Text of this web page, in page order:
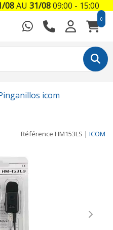
0
icom
Référence HM153LS | ICOM
Next
08AU 31/0809:00 - 15:00